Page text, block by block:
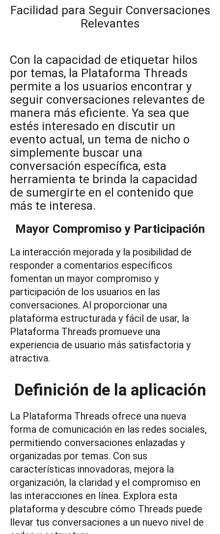
Facilidad para Seguir Conversaciones
Relevantes
Con la capacidad de etiquetar hilos
por temas, la Plataforma Threads
permite a los usuarios encontrar y
seguir conversaciones relevantes de
manera más eficiente. Ya sea que
estés interesado en discutir un
evento actual, un tema de nicho o
simplemente buscar una
conversación específica, esta
herramienta te brinda la capacidad
de sumergirte en el contenido que
más te interesa.
Mayor Compromiso y Participación
La interacción mejorada y la posibilidad de
responder a comentarios específicos
fomentan un mayor compromiso y
participación de los usuarios en las
conversaciones. Al proporcionar una
plataforma estructurada y fácil de usar, la
Plataforma Threads promueve una
experiencia de usuario más satisfactoria y
atractiva.
Definición de la aplicación
La Plataforma Threads ofrece una nueva
forma de comunicación en las redes sociales,
permitiendo conversaciones enlazadas y
organizadas por temas. Con sus
características innovadoras, mejora la
organización, la claridad y el compromiso en
las interacciones en línea. Explora esta
plataforma y descubre cómo Threads puede
llevar tus conversaciones a un nuevo nivel de